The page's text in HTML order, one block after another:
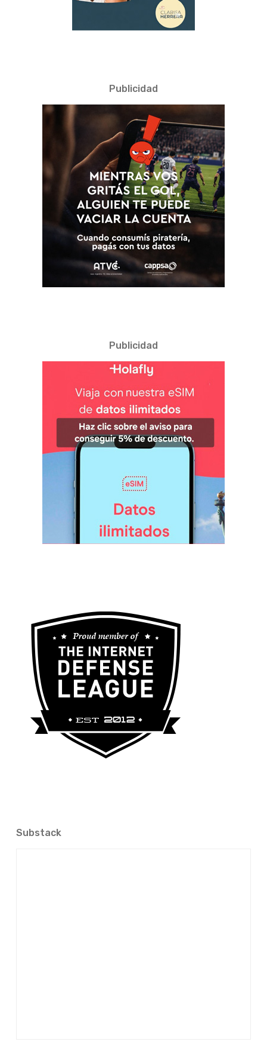
Publicidad
Publicidad
Substack